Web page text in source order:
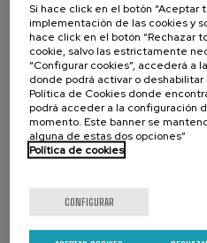
CURSO DE VERANO
Si hace click en el botón “Aceptar
implementación de las cookies y
hace click en el botón “Rechazar
cookie, salvo las estrictamente
“Configurar cookies”, accederá a
donde podrá activar o deshabilitar
Política de Cookies donde
podrá acceder a la configuración
momento. Este banner se
alguna de estas dos opciones”
Política de cookies
CONFIGURAR